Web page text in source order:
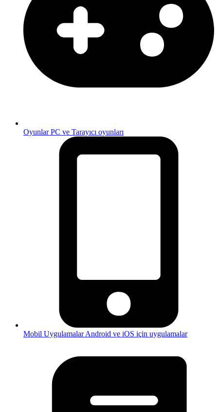
OyunlarPC ve Tarayıcı oyunları
Mobil UygulamalarAndroid ve iOS için uygulamalar